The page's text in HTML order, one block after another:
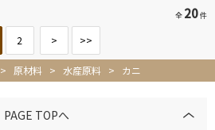
全 20件
2 > >>
> 原材料 > 水産原料 > カニ
PAGE TOPへ